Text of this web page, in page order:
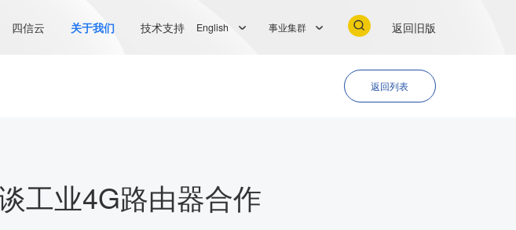
四信云 关于我们 技术支持 English 事业集群 返回旧版
返回列表
工业4G路由器合作